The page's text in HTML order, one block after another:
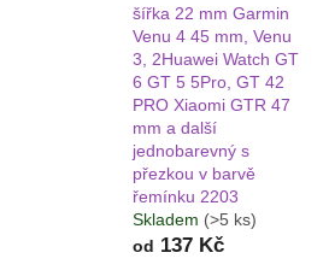
šířka 22 mm Garmin
Venu 4 45 mm, Venu
3, 2Huawei Watch GT
6 GT 5 5Pro, GT 42
PRO Xiaomi GTR 47
mm a další
jednobarevný s
přezkou v barvě
řemínku 2203
Skladem (>5 ks)
od 137 Kč